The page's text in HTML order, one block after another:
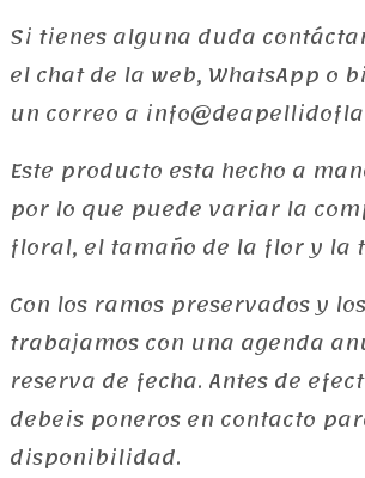
Si tienes alguna duda
el chat de la web, WhatsApp o
un correo a
Este producto esta hecho a
por lo que puede variar la
floral, el tamaño de la flor y la
Con los ramos preservados y
trabajamos con una agenda
reserva de fecha. Antes de
debeis poneros en contacto
disponibilidad.